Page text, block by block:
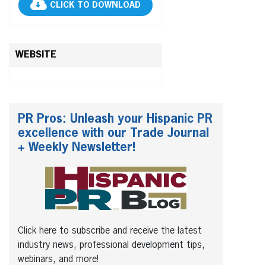
CLICK TO DOWNLOAD
WEBSITE
PR Pros: Unleash your Hispanic PR
excellence with our Trade Journal
+ Weekly Newsletter!
Click here to subscribe and receive the latest
industry news, professional development tips,
webinars, and more!